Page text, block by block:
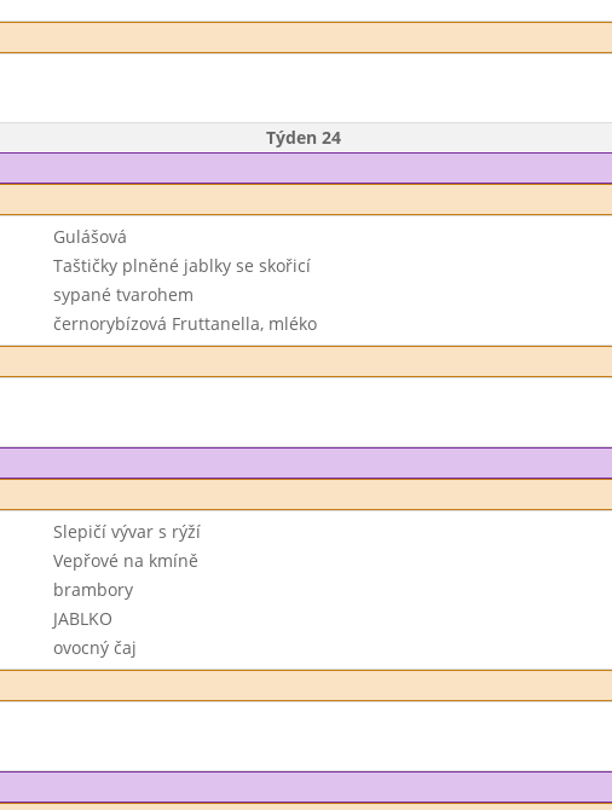
Týden 24
Gulášová
Taštičky plněné jablky se skořicí
sypané tvarohem
černorybízová Fruttanella, mléko
Slepičí vývar s rýží
Vepřové na kmíně
brambory
JABLKO
ovocný čaj